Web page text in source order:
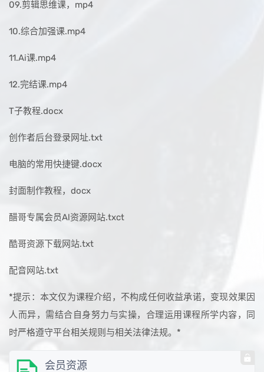
09.剪辑思维课，mp4
10.综合加强课.mp4
11.Ai课.mp4
12.完结课.mp4
T子教程.docx
创作者后台登录网址.txt
电脑的常用快捷键.docx
封面制作教程，docx
醋哥专属会员Al资源网站.txct
酷哥资源下载网站.txt
配音网站.txt
*提示：本文仅为课程介绍，不构成任何收益承诺，变现效果因
人而异，需结合自身努力与实操，合理运用课程所学内容，同
时严格遵守平台相关规则与相关法律法规。*
会员资源